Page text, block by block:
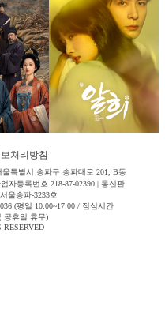
처리방침
특별시 송파구 송파대로 201, B동
자등록번호 218-87-02390 | 통신판
울송파-3233호
(평일 10:00~17:00 / 점심시간
공휴일 휴무)
RESERVED